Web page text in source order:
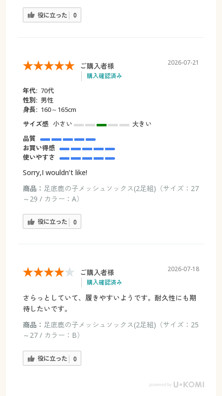
役に立った 0
ご購入者様
購入確認済み
2026-07-21
年代: 70代
性別: 男性
身長: 160～165cm
サイズ感 小さい
大きい
品質
お買い得感
使いやすさ
Sorry,I wouldn’t like!
商品： 足底鹿の子メッシュソックス(2足組)（サイズ：27
～29 / カラー：A）
役に立った 0
ご購入者様
購入確認済み
2026-07-18
さらっとしていて、履きやすいようです。耐久性にも期
待したいです。
商品： 足底鹿の子メッシュソックス(2足組)（サイズ：25
～27 / カラー：B）
役に立った 0